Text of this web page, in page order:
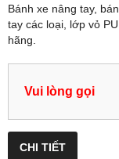
Bánh xe nâng tay,
tay các loại, lớp vỏ
hãng.
Vui lòng gọi
CHI TIẾT